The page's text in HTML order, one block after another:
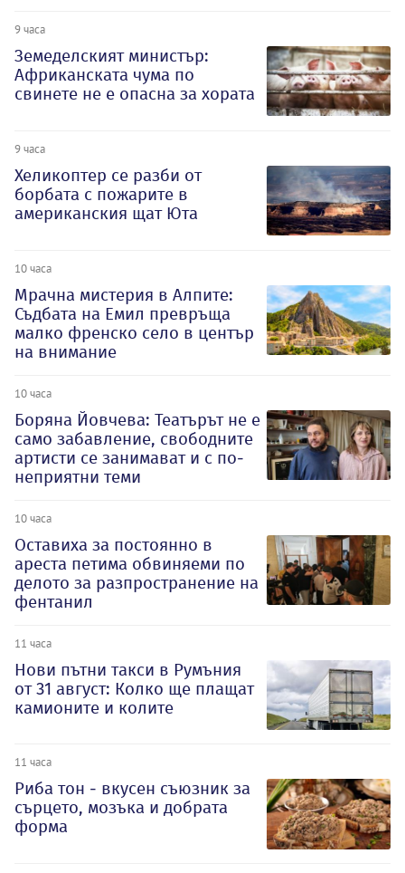
9 часа
Земеделският министър:
Африканската чума по
свинете не е опасна за хората
9 часа
Хеликоптер се разби от
борбата с пожарите в
американския щат Юта
10 часа
Мрачна мистерия в Алпите:
Съдбата на Емил превръща
малко френско село в център
на внимание
10 часа
Боряна Йовчева: Театърът не е
само забавление, свободните
артисти се занимават и с по-
неприятни теми
10 часа
Оставиха за постоянно в
ареста петима обвиняеми по
делото за разпространение на
фентанил
11 часа
Нови пътни такси в Румъния
от 31 август: Колко ще плащат
камионите и колите
11 часа
Риба тон - вкусен съюзник за
сърцето, мозъка и добрата
форма